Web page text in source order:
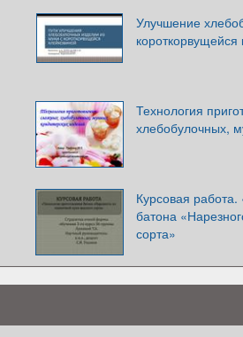
Улучшение
короткорвущейся
Технология
хлебобулочных,
Курсовая работа.
батона
сорта»